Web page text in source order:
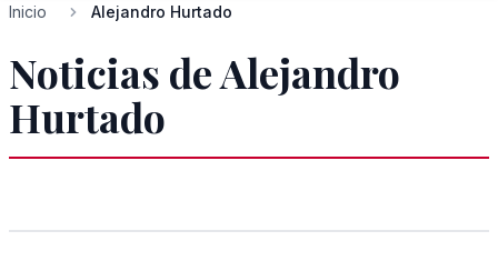
Inicio Alejandro Hurtado
Noticias de Alejandro
Hurtado